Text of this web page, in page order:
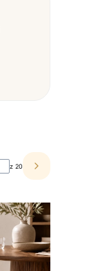
z 20
Następne